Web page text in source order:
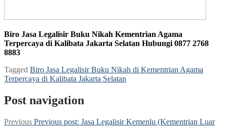
Biro Jasa Legalisir Buku Nikah Kementrian Agama
Terpercaya di Kalibata Jakarta Selatan Hubungi 0877 2768
8883
Tagged Biro Jasa Legalisir Buku Nikah di Kementrian Agama
Terpercaya di Kalibata Jakarta Selatan
Post navigation
Previous Previous post: Jasa Legalisir Kemenlu (Kementrian Luar